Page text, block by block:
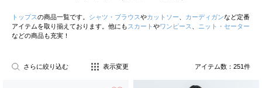
トップスの商品一覧です。 シャツ・ブラウスやカットソー カーディガンなど定番
アイテムを取り揃えております。他にも スカート やワンピース
ニット・セーター
などの商品も充実！
さらに絞り込む 表示変更 アイテム数： 251件